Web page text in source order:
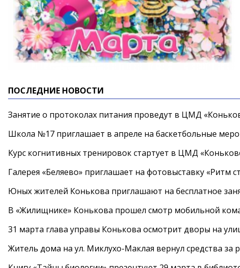
ПОСЛЕДНИЕ НОВОСТИ
Занятие о протоколах питания проведут в ЦМД
Школа №17 приглашает в апреле на баскетбольные
Курс когнитивных тренировок стартует в ЦМД
Галерея «Беляево» приглашает на фотовыставку «Ритм
Юных жителей Конькова приглашают на бесплатное
В «Жилищнике» Конькова прошел смотр мобильной
31 марта глава управы Конькова осмотрит дворы на
Житель дома на ул. Миклухо-Маклая вернул средства